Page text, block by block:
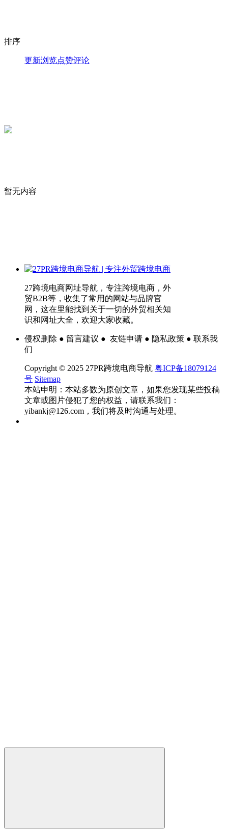
排序
更新浏览点赞评论
暂无内容
27跨境电商网址导航，专注跨境电商，外
贸B2B等，收集了常用的网站与品牌官
网，这在里能找到关于一切的外贸相关知
识和网址大全，欢迎大家收藏。
侵权删除 ● 留言建议 ● 友链申请 ● 隐私政策 ● 联系我
们
Copyright © 2025 27PR跨境电商导航 粤ICP备18079124
号 Sitemap
本站申明：本站多数为原创文章，如果您发现某些投稿
文章或图片侵犯了您的权益，请联系我们：
yibankj@126.com，我们将及时沟通与处理。